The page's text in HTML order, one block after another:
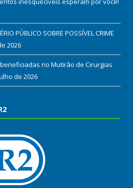
PÚBLICO SOBRE POSSÍVEL CRIME
2026
no Mutirão de Cirurgias
de 2026